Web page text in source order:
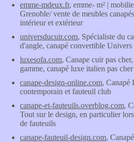
emme-mdeux.fr, emme- m² |
Grenoble/ vente de meubles
intérieur et extérieur
universducuir.com, Spécialiste du
d'angle, canapé convertible
luxesofa.com, Canape cuir pas
gamme, canapé luxe italien pas cher
canape-design-online.com, Canapé
contemporain et fauteuil club
canape-et-fauteuils.overblog.com,
Tout sur le design, en particulier
de fauteuils
canape-fauteuil-design.com,